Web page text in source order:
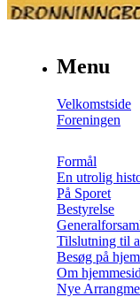
Menu
Velkomstside
Foreningen
Formål
En utrolig
På Sporet
Bestyrelse
Tilslutning til
Besøg på
Om
Nye